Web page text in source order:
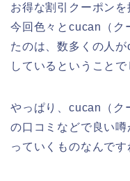
お得な割引クーポンを
今回色々とcucan（ク
たのは、数多くの人
しているということで
やっぱり、cucan（ク
の口コミなどで良い
っていくものなんです